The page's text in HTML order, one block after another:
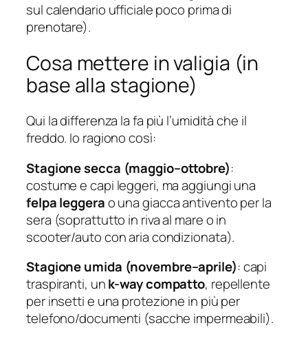
sul calendario ufficiale poco prima di
prenotare).
Cosa mettere in valigia (in
base alla stagione)
Qui la differenza la fa più l’umidità che il
freddo. Io ragiono così:
Stagione secca (maggio–ottobre):
costume e capi leggeri, ma aggiungi una
felpa leggerao una giacca antivento per la
sera (soprattutto in riva al mare o in
scooter/auto con aria condizionata).
Stagione umida (novembre–aprile): capi
traspiranti, unk-way compatto, repellente
per insetti e una protezione in più per
telefono/documenti (sacche impermeabili).